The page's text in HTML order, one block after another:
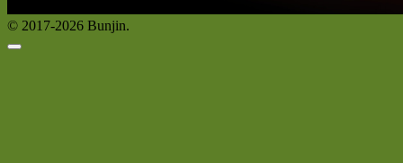
© 2017-2026 Bunjin.